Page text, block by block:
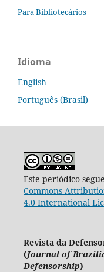
Para Bibliotecários
Idioma
English
Português (Brasil)
Este periódico
Commons
4.0 International
Revista da
(Journal of
Defensorship)